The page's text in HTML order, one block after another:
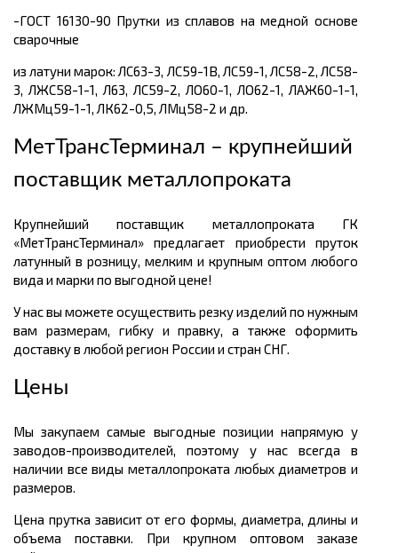
-ГОСТ 16130-90 Прутки из сплавов на медной основе
сварочные
из латуни марок: ЛС63-3, ЛС59-1В, ЛС59-1, ЛС58-2, ЛС58-
3, ЛЖС58-1-1, Л63, ЛС59-2, ЛО60-1, ЛО62-1, ЛАЖ60-1-1,
ЛЖМц59-1-1, ЛК62-0,5, ЛМц58-2 и др.
МетТрансТерминал – крупнейший
поставщик металлопроката
Крупнейший поставщик металлопроката ГК
«МетТрансТерминал» предлагает приобрести пруток
латунный в розницу, мелким и крупным оптом любого
вида и марки по выгодной цене!
У нас вы можете осуществить резку изделий по нужным
вам размерам, гибку и правку, а также оформить
доставку в любой регион России и стран СНГ.
Цены
Мы закупаем самые выгодные позиции напрямую у
заводов-производителей, поэтому у нас всегда в
наличии все виды металлопроката любых диаметров и
размеров.
Цена прутка зависит от его формы, диаметра, длины и
объема поставки. При крупном оптовом заказе